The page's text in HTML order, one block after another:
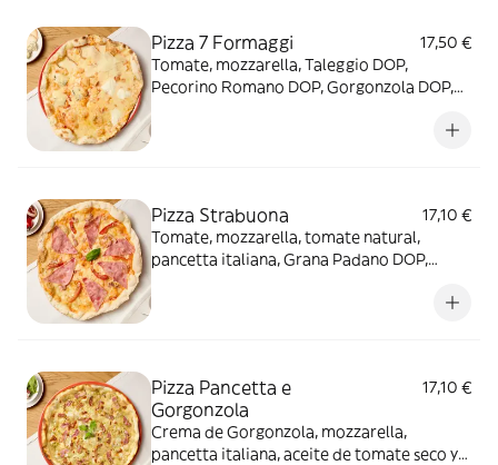
Pizza 7 Formaggi
17,50 €
Tomate, mozzarella, Taleggio DOP,
Pecorino Romano DOP, Gorgonzola DOP,
Pizza Strabuona
17,10 €
Tomate, mozzarella, tomate natural,
pancetta italiana, Grana Padano DOP,
Pizza Pancetta e
Gorgonzola
17,10 €
Crema de Gorgonzola, mozzarella,
pancetta italiana, aceite de tomate seco y